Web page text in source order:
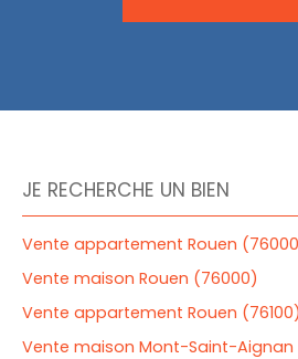
JE RECHERCHE UN BIEN
Vente appartement Rouen
Vente maison Rouen (76000)
Vente appartement Rouen (76100)
Vente maison Mont-Saint-Aignan